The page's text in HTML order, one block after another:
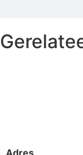
Adres